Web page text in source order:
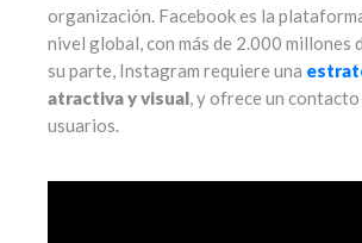
organización. Facebook es la
nivel global, con más de 2.000 millones
su parte, Instagram requiere una
atractiva y visual, y ofrece un
usuarios.